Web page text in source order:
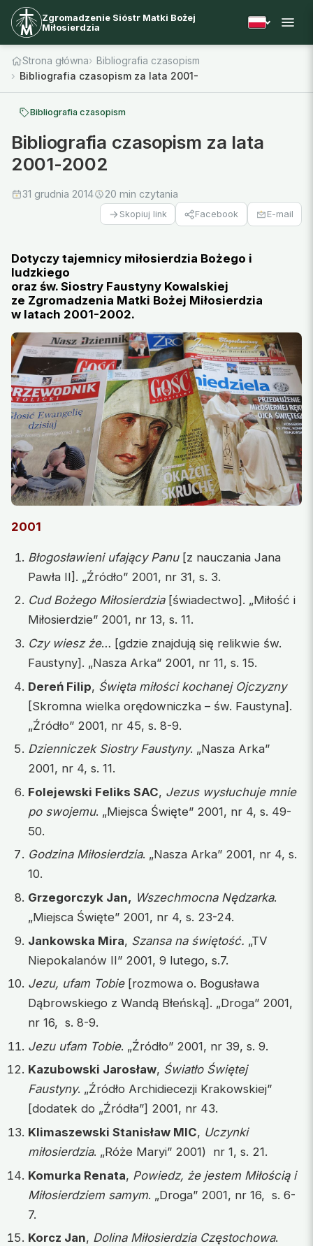
Zgromadzenie Sióstr Matki Bożej
Miłosierdzia
Strona główna
Bibliografia czasopism
Bibliografia czasopism za lata 2001-2002
Bibliografia czasopism
Bibliografia czasopism za lata
2001-2002
31 grudnia 2014 20 min czytania
Skopiuj link Facebook E-mail
Dotyczy tajemnicy miłosierdzia Bożego i
ludzkiego
oraz św. Siostry Faustyny Kowalskiej
ze Zgromadzenia Matki Bożej Miłosierdzia
w latach 2001-2002.
2001
Błogosławieni ufający Panu[z nauczania Jana
Pawła II]. „Źródło” 2001, nr 31, s. 3.
Cud Bożego Miłosierdzia[świadectwo]. „Miłość i
Miłosierdzie” 2001, nr 13, s. 11.
Czy wiesz że… [gdzie znajdują się relikwie św.
Faustyny]. „Nasza Arka” 2001, nr 11, s. 15.
Dereń Filip, Święta miłości kochanej Ojczyzny
[Skromna wielka orędowniczka – św. Faustyna].
„Źródło” 2001, nr 45, s. 8-9.
Dzienniczek Siostry Faustyny. „Nasza Arka”
2001, nr 4, s. 11.
Folejewski Feliks SAC, Jezus wysłuchuje mnie
po swojemu. „Miejsca Święte” 2001, nr 4, s. 49-
50.
Godzina Miłosierdzia. „Nasza Arka” 2001, nr 4, s.
10.
Grzegorczyk Jan, Wszechmocna Nędzarka.
„Miejsca Święte” 2001, nr 4, s. 23-24.
Jankowska Mira, Szansa na świętość. „TV
Niepokalanów II” 2001, 9 lutego, s.7.
Jezu, ufam Tobie[rozmowa o. Bogusława
Dąbrowskiego z Wandą Błeńską]. „Droga” 2001,
nr 16, s. 8-9.
Jezu ufam Tobie. „Źródło” 2001, nr 39, s. 9.
Kazubowski Jarosław, Światło Świętej
Faustyny. „Źródło Archidiecezji Krakowskiej”
[dodatek do „Źródła”] 2001, nr 43.
Klimaszewski Stanisław MIC, Uczynki
miłosierdzia. „Róże Maryi” 2001) nr 1, s. 21.
Komurka Renata, Powiedz, że jestem Miłością i
Miłosierdziem samym. „Droga” 2001, nr 16, s. 6-
7.
Korcz Jan, Dolina Miłosierdzia Częstochowa.